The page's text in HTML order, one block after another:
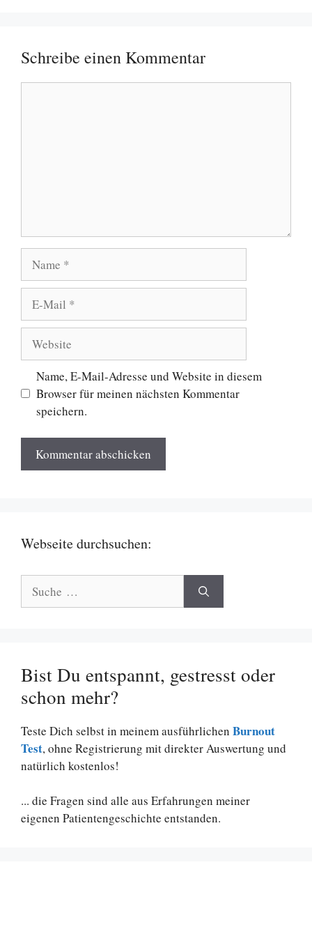
Schreibe einen Kommentar
Mail
Name, E-Mail-Adresse und Website in diesem
Browser für meinen nächsten Kommentar
speichern.
Webseite durchsuchen:
nach:
Bist Du entspannt, gestresst oder
schon mehr?
Teste Dich selbst in meinem ausführlichen Burnout
Test, ohne Registrierung mit direkter Auswertung und
natürlich kostenlos!
... die Fragen sind alle aus Erfahrungen meiner
eigenen Patientengeschichte entstanden.